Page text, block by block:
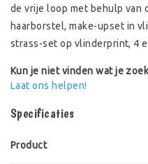
de vrije loop met behulp van
haarborstel, make-upset in
strass-set op vlinderprint, 4
Kun je niet vinden wat je
Laat ons helpen!
Specificaties
Product